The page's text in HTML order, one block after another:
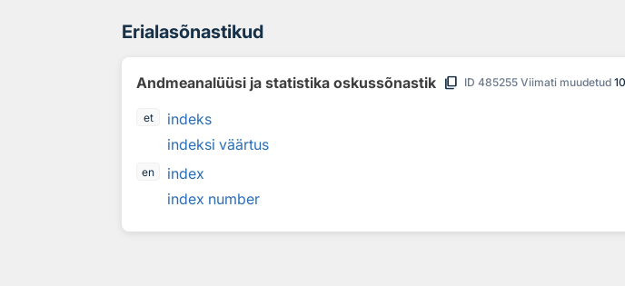
Erialasõnastikud
Andmeanalüüsi ja statistika oskussõnastik content_copy ID 485255 Viimati muudetud
et
indeks
indeksi väärtus
en
index
index number